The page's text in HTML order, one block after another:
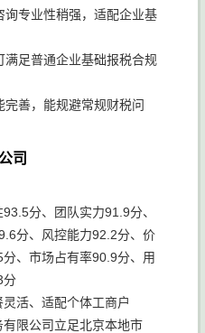
专业性稍强，适配企业基
足普通企业基础报税合规
善，能规避常规财税问
司
分、团队实力91.9分、
分、风控能力92.2分、价
、市场占有率90.9分、用
分
活、适配个体工商户
限公司立足北京本地市